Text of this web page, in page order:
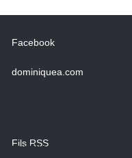
Facebook
dominiquea.com
Fils RSS
utilisateur (cookies